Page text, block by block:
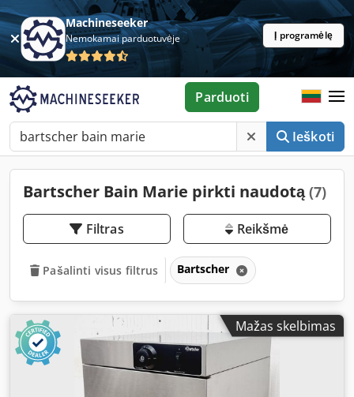
Machineseeker
Nemokamai parduotuvėje Į programėlę
Ieškoti
Parduoti
Bartscher Bain Marie pirkti naudotą(7)
Filtras Reikšmė
Pašalinti visus filtrus Bartscher
Mažas skelbimas